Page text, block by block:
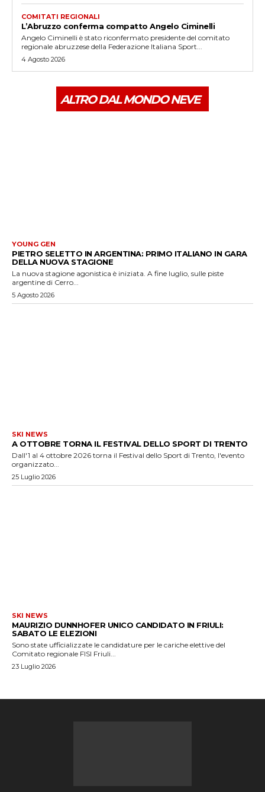
COMITATI REGIONALI
L’Abruzzo conferma compatto Angelo Ciminelli
Angelo Ciminelli è stato riconfermato presidente del comitato
regionale abruzzese della Federazione Italiana Sport...
4 Agosto 2026
ALTRO DAL MONDO NEVE
YOUNG GEN
PIETRO SELETTO IN ARGENTINA: PRIMO ITALIANO IN GARA
DELLA NUOVA STAGIONE
La nuova stagione agonistica è iniziata. A fine luglio, sulle piste
argentine di Cerro...
5 Agosto 2026
SKI NEWS
A OTTOBRE TORNA IL FESTIVAL DELLO SPORT DI TRENTO
Dall'1 al 4 ottobre 2026 torna il Festival dello Sport di Trento, l'evento
organizzato...
25 Luglio 2026
SKI NEWS
MAURIZIO DUNNHOFER UNICO CANDIDATO IN FRIULI:
SABATO LE ELEZIONI
Sono state ufficializzate le candidature per le cariche elettive del
Comitato regionale FISI Friuli...
23 Luglio 2026